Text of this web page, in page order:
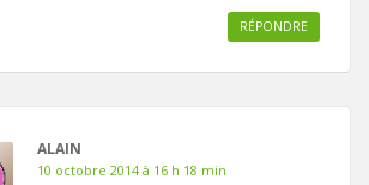
RÉPONDRE
ALAIN
10 octobre 2014 à 16 h 18 min